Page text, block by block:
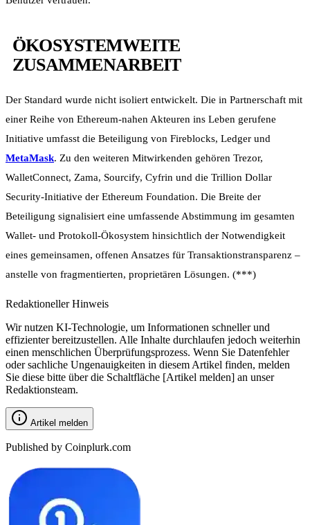
ÖKOSYSTEMWEITE
ZUSAMMENARBEIT
Der Standard wurde nicht isoliert entwickelt. Die in Partnerschaft mit
einer Reihe von Ethereum-nahen Akteuren ins Leben gerufene
Initiative umfasst die Beteiligung von Fireblocks, Ledger und
MetaMask. Zu den weiteren Mitwirkenden gehören Trezor,
WalletConnect, Zama, Sourcify, Cyfrin und die Trillion Dollar
Security-Initiative der Ethereum Foundation. Die Breite der
Beteiligung signalisiert eine umfassende Abstimmung im gesamten
Wallet- und Protokoll-Ökosystem hinsichtlich der Notwendigkeit
eines gemeinsamen, offenen Ansatzes für Transaktionstransparenz –
anstelle von fragmentierten, proprietären Lösungen. (***)
Redaktioneller Hinweis
Wir nutzen KI-Technologie, um Informationen schneller und
effizienter bereitzustellen. Alle Inhalte durchlaufen jedoch weiterhin
einen menschlichen Überprüfungsprozess. Wenn Sie Datenfehler
oder sachliche Ungenauigkeiten in diesem Artikel finden, melden
Sie diese bitte über die Schaltfläche [Artikel melden] an unser
Redaktionsteam.
Artikel melden
Published by Coinplurk.com